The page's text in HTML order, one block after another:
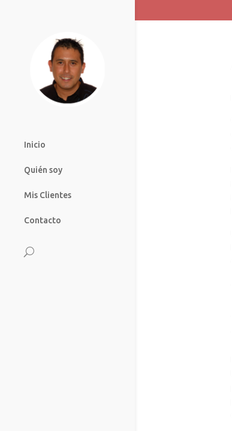
Inicio
Quién soy
Mis Clientes
Contacto